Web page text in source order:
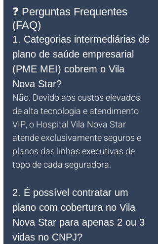
❓ Perguntas Frequentes
(FAQ)
1. Categorias intermediárias de
plano de saúde empresarial
(PME MEI) cobrem o Vila
Nova Star?
Não. Devido aos custos elevados
de alta tecnologia e atendimento
VIP, o Hospital Vila Nova Star
atende exclusivamente seguros e
planos das linhas executivas de
topo de cada seguradora.
2. É possível contratar um
plano com cobertura no Vila
Nova Star para apenas 2 ou 3
vidas no CNPJ?